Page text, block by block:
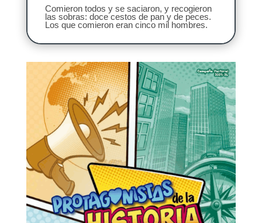
Comieron todos y se saciaron, y recogieron
las sobras: doce cestos de pan y de peces.
Los que comieron eran cinco mil hombres.